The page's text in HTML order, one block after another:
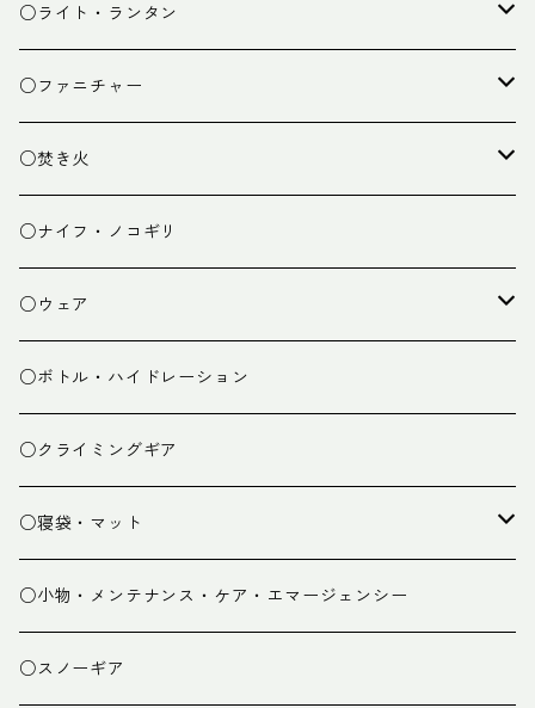
カトラリー
クッキング小物
タープ
ペグ・ハンマー・小物
○ライト・ランタン
ライト
ランタン
○ファニチャー
テーブル
チェア
○焚き火
焚き火台
焚き火小物
○ナイフ・ノコギリ
○ウェア
ミドルレイヤー
ベースレイヤー
パンツ
グローブ
スパッツ・ゲイター
○ボトル・ハイドレーション
○クライミングギア
○寝袋・マット
寝袋
マット
○小物・メンテナンス・ケア・エマージェンシー
○スノーギア